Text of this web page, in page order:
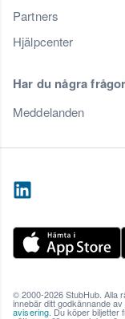
Partners
Hjälpcenter
Har du några
Meddelanden
© 2000-2026 StubHub. Alla
innebär ditt godkännande
avisering . Du köper